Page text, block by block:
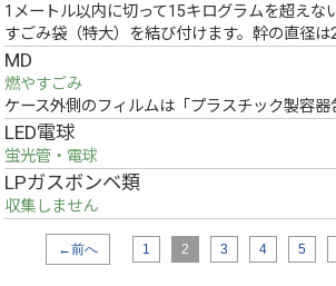
1メートル以内に切って15キログラムを超えな
すごみ袋（特大）を結び付けます。幹の直径は
MD
燃やすごみ
ケース外側のフィルムは「プラスチック製容器
LED電球
蛍光管・電球
LPガスボンベ類
収集しません
←前へ 1 2 3 4 5